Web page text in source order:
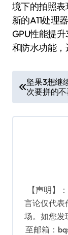
境下的拍照表
新的A11处理
GPU性能提
和防水功能，
章
导
坚果3想继
次要拼的
【声明】
言论仅代表
场。如您发
至邮箱：